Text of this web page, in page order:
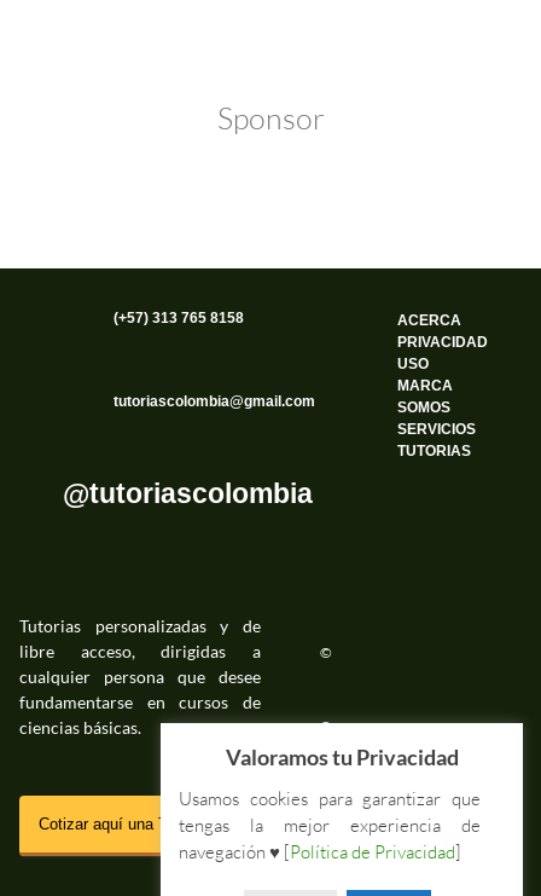
Sponsor
(+57) 313 765 8158
tutoriascolombia@gmail.com
@tutoriascolombia
ACERCA
PRIVACIDAD
USO
MARCA
SOMOS
SERVICIOS
TUTORIAS
Tutorias personalizadas y de
libre acceso, dirigidas a
cualquier persona que desee
fundamentarse en cursos de
ciencias básicas.
Cotizar aquí una Tutoria Web
©
©
SSL
Valoramos tu Privacidad
Usamos cookies para garantizar que
tengas la mejor experiencia de
navegación ♥ [Política de Privacidad]